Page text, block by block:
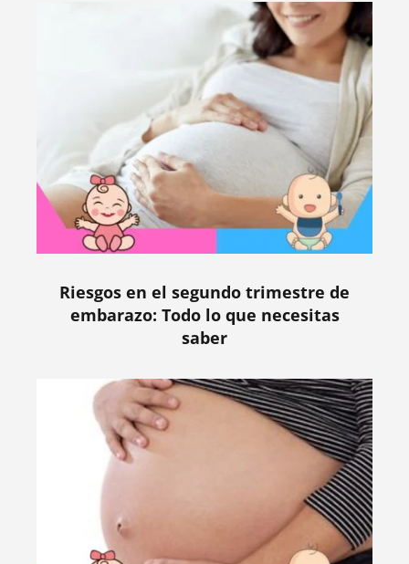
Riesgos en el segundo trimestre de
embarazo: Todo lo que necesitas
saber